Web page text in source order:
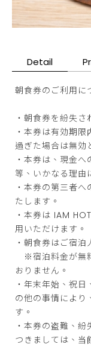
Detail
朝食券のご利用に
・朝食券を紛失
・本券は有効期
過ぎた場合は無効
・本券は、現金
等、いかなる理由
・本券の第三者
たします。
・本券は IAM
用いただけます。
・朝食券はご宿
※宿泊料金が無
おりません。
・年末年始、祝
の他の事情により
す。
・本券の盗難、
つきましては、当